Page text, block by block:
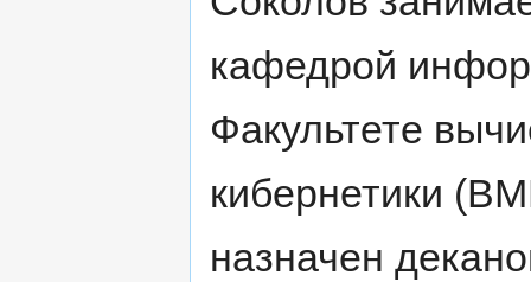
кафедрой
Факультете
кибернетики
назначен